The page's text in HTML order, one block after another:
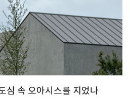
심 속 오아시스를 지었나